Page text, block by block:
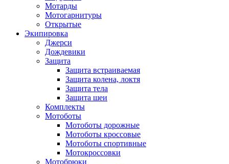
Мотарды
Мотогарнитуры
Открытые
Экипировка
Джерси
Дождевики
Защита
Защита встраиваемая
Защита колена, локтя
Защита тела
Защита шеи
Комплекты
Мотоботы
Мотоботы дорожные
Мотоботы кроссовые
Мотоботы спортивные
Мотокроссовки
Мотобрюки